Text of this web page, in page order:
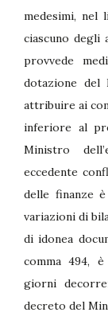
medesimi, nel
ciascuno degli
provvede
dotazione del
attribuire ai
inferiore al
Ministro
eccedente
delle finanze
variazioni di
di idonea
comma 494,
giorni
decreto del